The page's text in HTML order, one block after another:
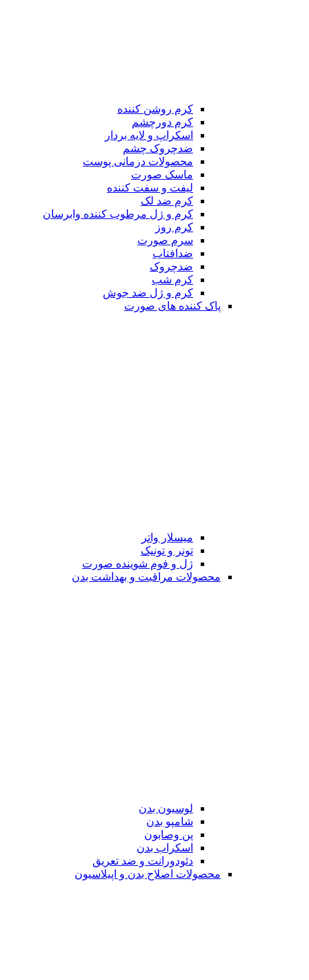
کرم روشن کننده
کرم دورچشم
اسکراپ و لایه بردار
ضدچروک چشم
محصولات درمانی پوست
ماسک صورت
لیفت و سفت کننده
کرم ضد لک
کرم و ژل مرطوب کننده وابرسان
کرم روز
سرم صورت
ضدافتاب
ضدچروک
کرم شب
کرم و ژل ضد جوش
پاک کننده های صورت
میسلار واتر
تونر و تونیک
ژل و فوم شوینده صورت
محصولات مراقبت و بهداشت بدن
لوسیون بدن
شامپو بدن
پن وصابون
اسکراب بدن
دئودورانت و ضد تعریق
محصولات اصلاح بدن و اپیلاسیون